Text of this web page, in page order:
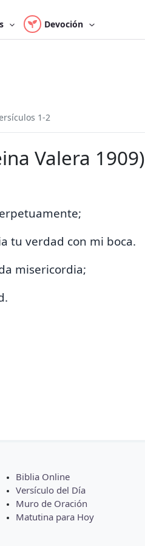
Devoción
1-2
Valera 1909)
tu verdad con mi boca.
misericordia;
Biblia Online
Versículo del Día
Muro de Oración
Matutina para Hoy